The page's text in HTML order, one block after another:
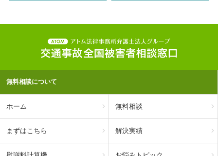
無料相談について
ホーム 無料相談
まずはこちら 解決実績